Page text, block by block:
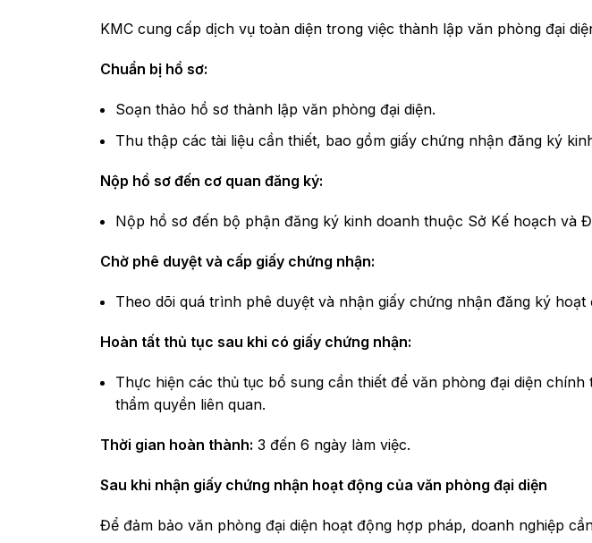
KMC cung cấp dịch vụ toàn diện trong việc thành lập văn phòng đại
Chuẩn bị hồ sơ:
Soạn thảo hồ sơ thành lập văn phòng đại diện.
Thu thập các tài liệu cần thiết, bao gồm giấy chứng nhận đăng ký
Nộp hồ sơ đến cơ quan đăng ký:
Nộp hồ sơ đến bộ phận đăng ký kinh doanh thuộc Sở Kế hoạch và
Chờ phê duyệt và cấp giấy chứng nhận:
Theo dõi quá trình phê duyệt và nhận giấy chứng nhận đăng ký hoạt
Hoàn tất thủ tục sau khi có giấy chứng nhận:
Thực hiện các thủ tục bổ sung cần thiết để văn phòng đại diện
thẩm quyền liên quan.
Thời gian hoàn thành: 3 đến 6 ngày làm việc.
Sau khi nhận giấy chứng nhận hoạt động của văn phòng đại diện
Để đảm bảo văn phòng đại diện hoạt động hợp pháp, doanh nghiệp